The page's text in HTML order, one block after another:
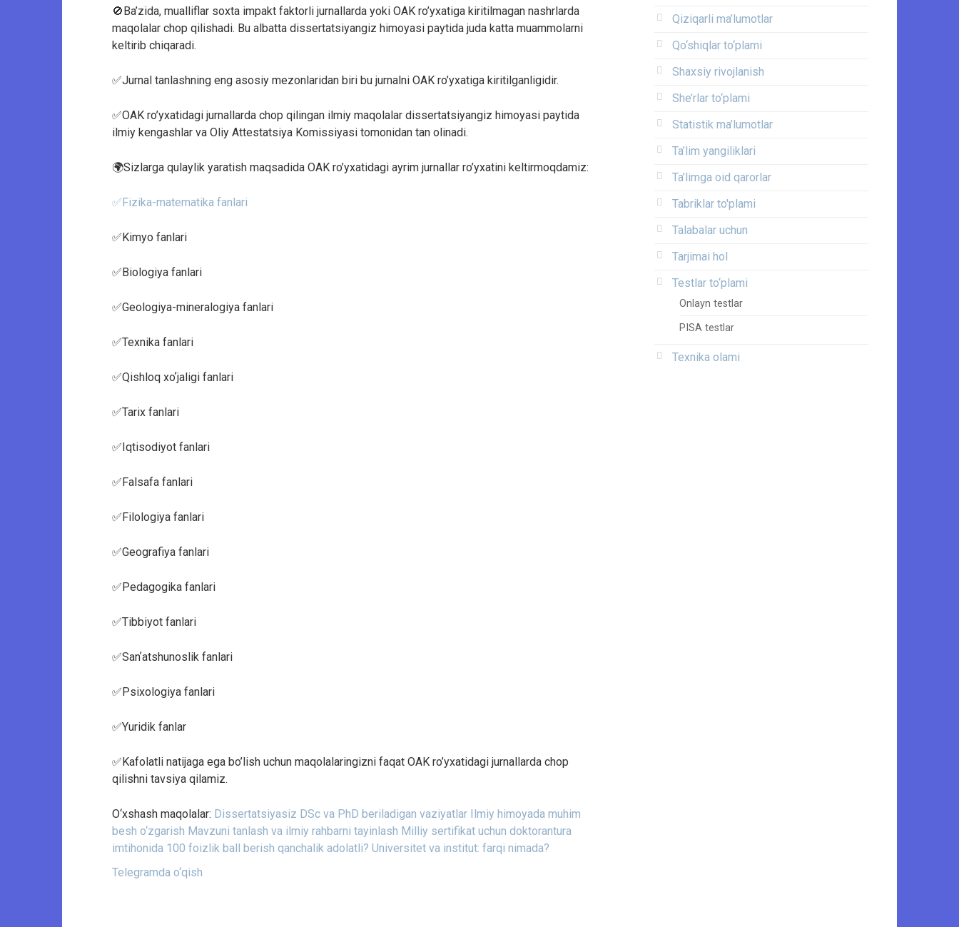
🚫Ba’zida, mualliflar soxta impakt faktorli jurnallarda yoki OAK ro’yxatiga kiritilmagan nashrlarda
maqolalar chop qilishadi. Bu albatta dissertatsiyangiz himoyasi paytida juda katta muammolarni
keltirib chiqaradi.
✅Jurnal tanlashning eng asosiy mezonlaridan biri bu jurnalni OAK ro’yxatiga kiritilganligidir.
✅OAK ro’yxatidagi jurnallarda chop qilingan ilmiy maqolalar dissertatsiyangiz himoyasi paytida
ilmiy kengashlar va Oliy Attestatsiya Komissiyasi tomonidan tan olinadi.
🌍Sizlarga qulaylik yaratish maqsadida OAK ro’yxatidagi ayrim jurnallar ro’yxatini keltirmoqdamiz:
✅Fizika-matematika fanlari
✅Kimyo fanlari
✅Biologiya fanlari
✅Geologiya-mineralogiya fanlari
✅Texnika fanlari
✅Qishloq xoʼjaligi fanlari
✅Tarix fanlari
✅Iqtisodiyot fanlari
✅Falsafa fanlari
✅Filologiya fanlari
✅Geografiya fanlari
✅Pedagogika fanlari
✅Tibbiyot fanlari
✅Sanʼatshunoslik fanlari
✅Psixologiya fanlari
✅Yuridik fanlar
✅Kafolatli natijaga ega bo’lish uchun maqolalaringizni faqat OAK ro’yxatidagi jurnallarda chop
qilishni tavsiya qilamiz.
O‘xshash maqolalar: Dissertatsiyasiz DSc va PhD beriladigan vaziyatlar
Ilmiy himoyada muhim
besh o‘zgarish Mavzuni tanlash va ilmiy rahbarni tayinlash Milliy sertifikat uchun doktorantura
imtihonida 100 foizlik ball berish qanchalik adolatli? Universitet va institut: farqi nimada?
Telegramda o‘qish
Qiziqarli ma’lumotlar
Qo‘shiqlar to‘plami
Shaxsiy rivojlanish
She’rlar to‘plami
Statistik ma’lumotlar
Ta’lim yangiliklari
Ta’limga oid qarorlar
Tabriklar to'plami
Talabalar uchun
Tarjimai hol
Testlar to‘plami
Onlayn testlar
PISA testlar
Texnika olami